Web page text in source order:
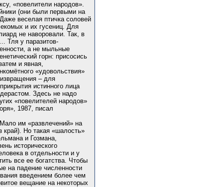
«повелители народов».
(они были первыми на
веселая птичка соловей
и их гусениц. Для
не наворовали. Так, в
Тля у паразитов-
а не мыльные
горн: присосись
и явная,
«удовольствия»
– для
истинного лица
Здесь не надо
«повелителей народов»
1987, писал
им «развлечений» на
край). Но такая «шалость»
и Гозмана,
исторического
в отдельности и у
все ее богатства. Чтобы
на падение численности
введением более чем
вещание на некоторых